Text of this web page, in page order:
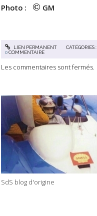
SdS blog d'origine
Photo : © GM
LIEN PERMANENT CATÉGORIES :
0COMMENTAIRE
Les commentaires sont fermés.